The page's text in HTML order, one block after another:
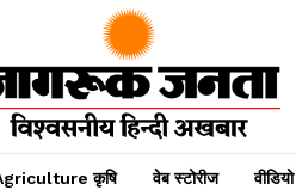
कृषि वेब स्टोरीज वीडियो